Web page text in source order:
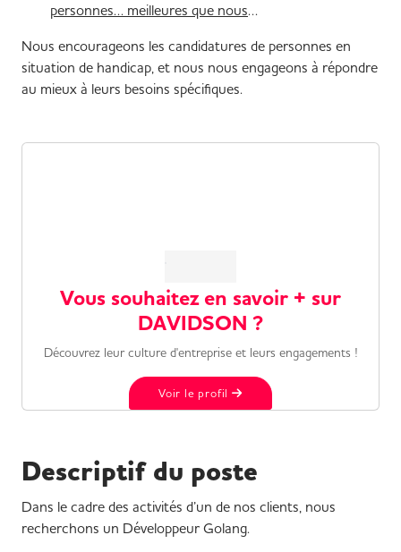
personnes… meilleures que nous…
Nous encourageons les candidatures de personnes en
situation de handicap, et nous nous engageons à répondre
au mieux à leurs besoins spécifiques.
Vous souhaitez en savoir + sur
DAVIDSON ?
Découvrez leur culture d'entreprise et leurs engagements !
Voir le profil
Descriptif du poste
Dans le cadre des activités d’un de nos clients, nous
recherchons un Développeur Golang.